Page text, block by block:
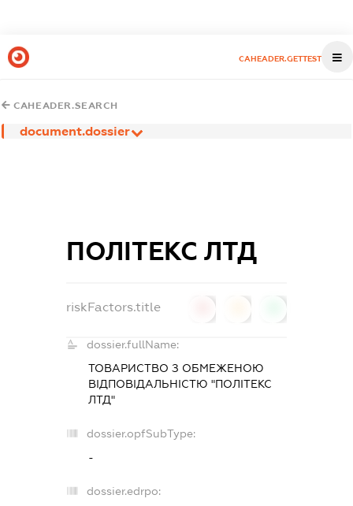
CAHEADER.GETTEST
CAHEADER.SEARCH
document.dossier
ПОЛІТЕКС ЛТД
riskFactors.title
dossier.fullName:
ТОВАРИСТВО З ОБМЕЖЕНОЮ
ВІДПОВІДАЛЬНІСТЮ "ПОЛІТЕКС
ЛТД"
dossier.opfSubType:
-
dossier.edrpo: